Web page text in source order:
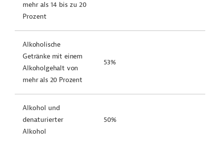
mehr als 14 bis zu 20
Prozent
Alkoholische
Getränke mit einem
Alkoholgehalt von
mehr als 20 Prozent
53%
Alkohol und
denaturierter
Alkohol
50%